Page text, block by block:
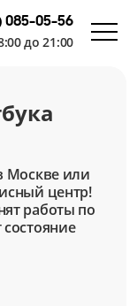
085-05-56
до 21:00
Москве или
центр!
работы по